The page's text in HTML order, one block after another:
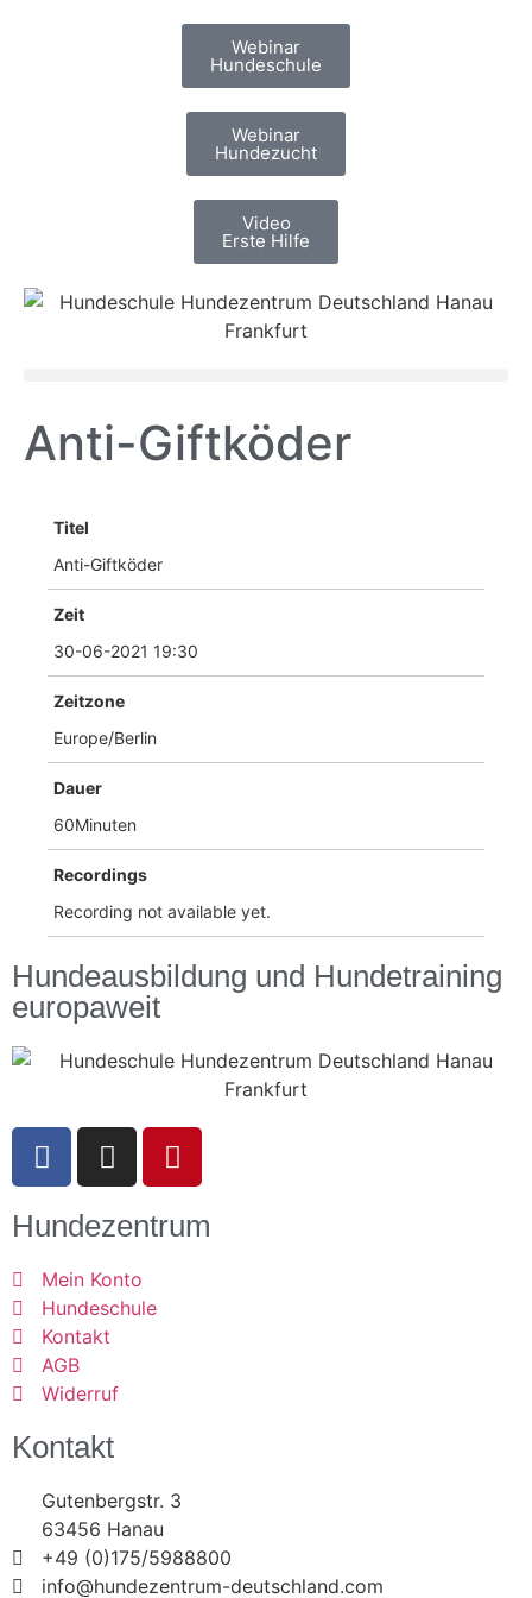
Webinar
Hundeschule
Webinar
Hundezucht
Video
Erste Hilfe
Anti-Giftköder
Titel
Anti-Giftköder
Zeit
30-06-2021 19:30
Zeitzone
Europe/Berlin
Dauer
60Minuten
Recordings
Recording not available yet.
Hundeausbildung und Hundetraining
europaweit
Hundezentrum
Mein Konto
Hundeschule
Kontakt
AGB
Widerruf
Kontakt
Gutenbergstr. 3
63456 Hanau
+49 (0)175/5988800
info@hundezentrum-deutschland.com